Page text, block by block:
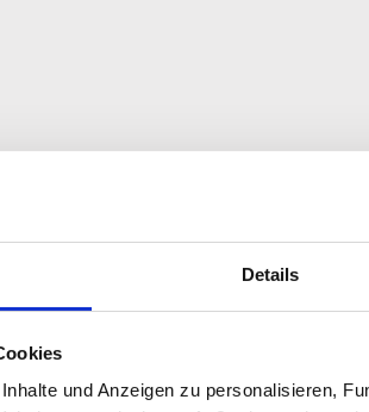
Details
und Anzeigen zu personalisieren,